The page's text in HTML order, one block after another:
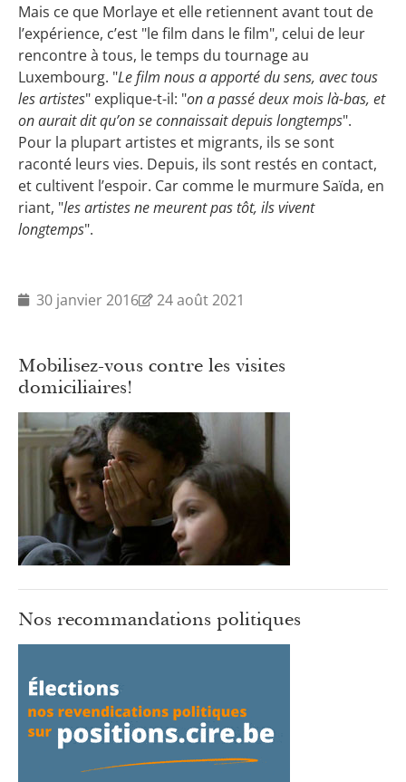
Mais ce que Morlaye et elle retiennent avant tout de
l’expérience, c’est "le film dans le film", celui de leur
rencontre à tous, le temps du tournage au
Luxembourg. "Le film nous a apporté du sens, avec tous
les artistes" explique-t-il: "on a passé deux mois là-bas, et
on aurait dit qu’on se connaissait depuis longtemps".
Pour la plupart artistes et migrants, ils se sont
raconté leurs vies. Depuis, ils sont restés en contact,
et cultivent l’espoir. Car comme le murmure Saïda, en
riant, "les artistes ne meurent pas tôt, ils vivent
longtemps".
30 janvier 2016 24 août 2021
Mobilisez-vous contre les visites
domiciliaires!
Nos recommandations politiques